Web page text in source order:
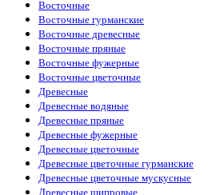
Givenchy
Goldfield & Banks Australia
Gritty (1)
Gucci (2)
Guess (2)
Haute Fragrance (6)
Hermes (2)
Histoires de Parfums
Hormone Paris (5)
Hugo Boss (13)
Initio Parfums (11)
Jaguar (1)
Jean Paul Gaultier (4)
Восточные
Восточные гурманские
Восточные древесные
Восточные пряные
Восточные фужерные
Восточные цветочные
Древесные
Древесные водяные
Древесные пряные
Древесные фужерные
Древесные цветочные
Древесные цветочные гурманские
Древесные цветочные мускусные
Древесные шипровые